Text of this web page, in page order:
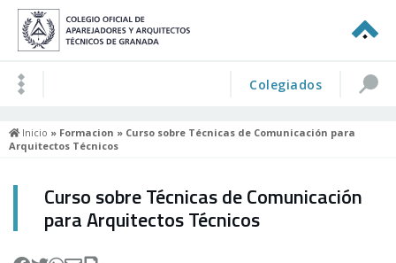
Colegiados
Inicio » Formacion » Curso sobre Técnicas de Comunicación para
Arquitectos Técnicos
Curso sobre Técnicas de Comunicación
para Arquitectos Técnicos